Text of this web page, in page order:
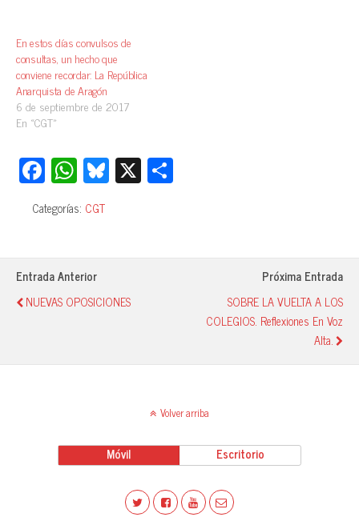
En estos días convulsos de
consultas, un hecho que
conviene recordar: La República
Anarquista de Aragón
6 de septiembre de 2017
En «CGT»
Fa
ce
bo
ok
W
ha
ts
A
pp
Bl
ue
y
X
pa
Categorías: CGT
Entrada Anterior
NUEVAS OPOSICIONES
Próxima Entrada
SOBRE LA VUELTA A LOS
COLEGIOS. Reflexiones En Voz
Alta.
Volver arriba
Móvil Escritorio